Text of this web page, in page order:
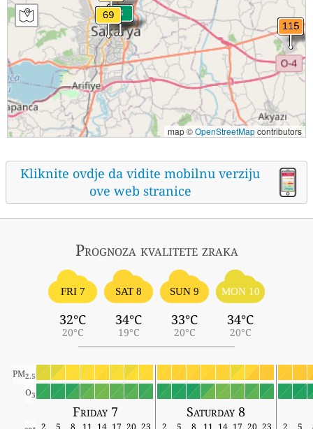
map ©OpenStreetMapcontributors
Kliknite ovdje da vidite mobilnu verziju
ove web stranice
Prognoza kvalitete zraka
FRI 7
32°C
20°C
SAT 8
34°C
19°C
SUN 9
33°C
20°C
MON 10
34°C
20°C
PM2.5
O3
Friday 7 Saturday 8